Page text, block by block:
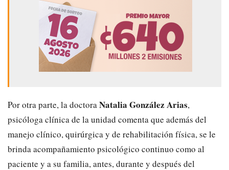
Por otra parte, la doctoraNatalia González Arias,
psicóloga clínica de la unidad comenta que además del
manejo clínico, quirúrgica y de rehabilitación física, se le
brinda acompañamiento psicológico continuo como al
paciente y a su familia, antes, durante y después del